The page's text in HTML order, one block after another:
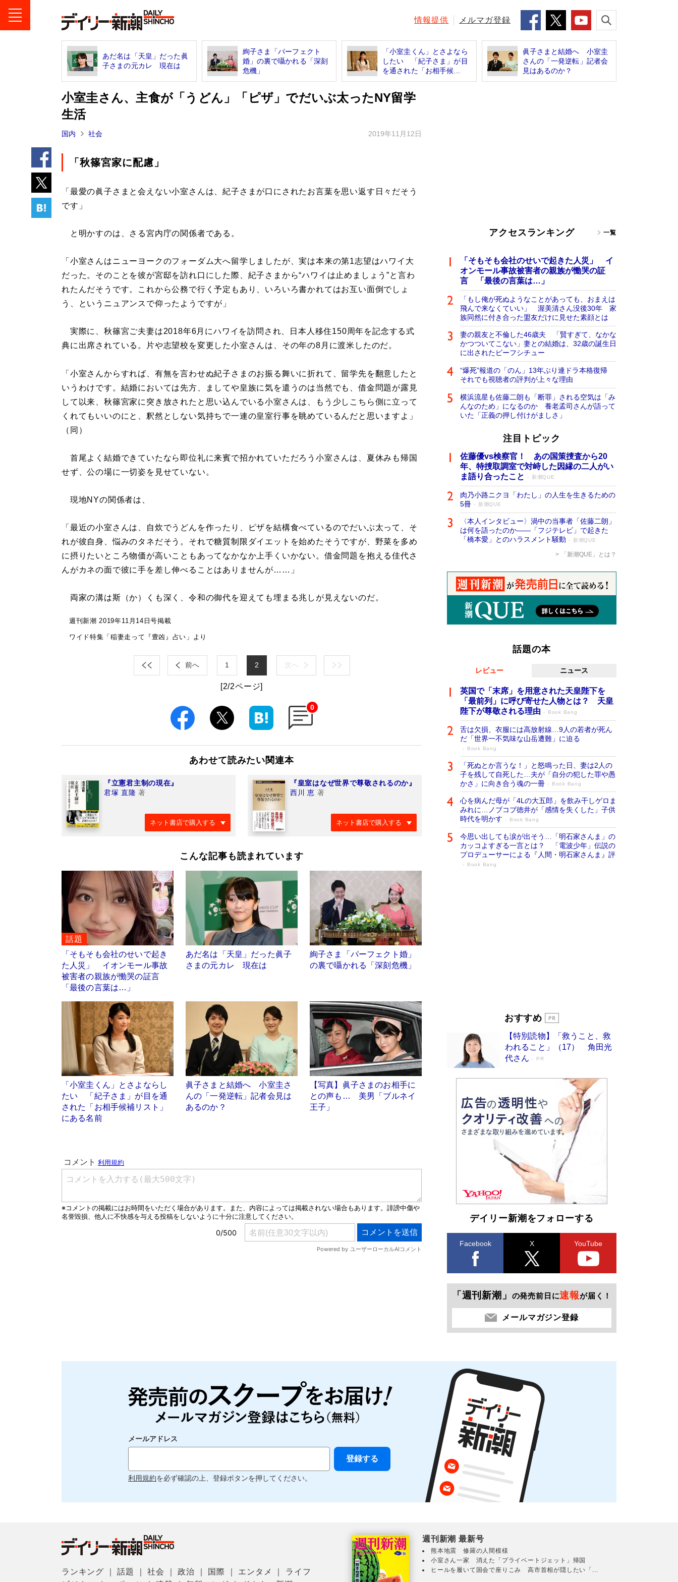
情報提供 メルマガ登録
あだ名は「天皇」だった眞
子さまの元カレ 現在は
絢子さま「パーフェクト
婚」の裏で囁かれる「深刻
危機」
「小室圭くん」とさよなら
したい 「紀子さま」が目
を通された「お相手候...
眞子さまと結婚へ 小室圭
さんの「一発逆転」記者会
見はあるのか？
小室圭さん、主食が「うどん」「ピザ」でだいぶ太ったNY留学
生活
国内 社会 2019年11月12日
「秋篠宮家に配慮」
「最愛の眞子さまと会えない小室さんは、紀子さまが口にされたお言葉を思い返す日々だそう
です」
と明かすのは、さる宮内庁の関係者である。
「小室さんはニューヨークのフォーダム大へ留学しましたが、実は本来の第1志望はハワイ大
だった。そのことを彼が宮邸を訪れ口にした際、紀子さまから“ハワイは止めましょう”と言わ
れたんだそうです。これから公務で行く予定もあり、いろいろ書かれてはお互い面倒でしょ
う、というニュアンスで仰ったようですが」
実際に、秋篠宮ご夫妻は2018年6月にハワイを訪問され、日本人移住150周年を記念する式
典に出席されている。片や志望校を変更した小室さんは、その年の8月に渡米したのだ。
「小室さんからすれば、有無を言わせぬ紀子さまのお振る舞いに折れて、留学先を翻意したと
いうわけです。結婚においては先方、ましてや皇族に気を遣うのは当然でも、借金問題が露見
して以来、秋篠宮家に突き放されたと思い込んでいる小室さんは、もう少しこちら側に立って
くれてもいいのにと、釈然としない気持ちで一連の皇室行事を眺めているんだと思いますよ」
（同）
首尾よく結婚できていたなら即位礼に来賓で招かれていただろう小室さんは、夏休みも帰国
せず、公の場に一切姿を見せていない。
現地NYの関係者は、
「最近の小室さんは、自炊でうどんを作ったり、ピザを結構食べているのでだいぶ太って、そ
れが彼自身、悩みのタネだそう。それで糖質制限ダイエットを始めたそうですが、野菜を多め
に摂りたいところ物価が高いこともあってなかなか上手くいかない。借金問題を抱える佳代さ
んがカネの面で彼に手を差し伸べることはありませんが……」
両家の溝は斯（か）くも深く、令和の御代を迎えても埋まる兆しが見えないのだ。
週刊新潮 2019年11月14日号掲載
ワイド特集「稲妻走って『豊凶』占い」より
前へ 1 2 次へ
[2/2ページ]
0
あわせて読みたい関連本
『立憲君主制の現在』
君塚 直隆 著
ネット書店で購入する
『皇室はなぜ世界で尊敬されるのか』
西川 恵 著
ネット書店で購入する
こんな記事も読まれています
話題
「そもそも会社のせいで起き
た人災」 イオンモール事故
被害者の親族が慟哭の証言
「最後の言葉は…」
あだ名は「天皇」だった眞子
さまの元カレ 現在は
絢子さま「パーフェクト婚」
の裏で囁かれる「深刻危機」
「小室圭くん」とさよならし
たい 「紀子さま」が目を通
された「お相手候補リスト」
にある名前
眞子さまと結婚へ 小室圭さ
んの「一発逆転」記者会見は
あるのか？
【写真】眞子さまのお相手に
との声も… 美男「ブルネイ
王子」
アクセスランキング 一覧
「そもそも会社のせいで起きた人災」 イ
オンモール事故被害者の親族が慟哭の証
言 「最後の言葉は…」
「もし俺が死ぬようなことがあっても、おまえは
飛んで来なくていい」 渥美清さん没後30年 家
族同然に付き合った盟友だけに見せた素顔とは
妻の親友と不倫した46歳夫 「賢すぎて、なかな
かつついてこない」妻との結婚は、32歳の誕生日
に出されたビーフシチュー
“爆死”報道の「のん」13年ぶり連ドラ本格復帰
それでも視聴者の評判が上々な理由
横浜流星も佐藤二朗も「断罪」される空気は「み
んなのため」になるのか 養老孟司さんが語って
いた「正義の押し付けがましさ」
注目トピック
佐藤優vs検察官！ あの国策捜査から20
年、特捜取調室で対峙した因縁の二人がい
ま語り合ったこと
新潮QUE
肉乃小路ニクヨ「わたし」の人生を生きるための
5冊
新潮QUE
〈本人インタビュー〉渦中の当事者「佐藤二朗」
は何を語ったのか――「フジテレビ」で起きた
「橋本愛」とのハラスメント騒動
新潮QUE
「新潮QUE」とは？
話題の本
レビュー ニュース
英国で「末席」を用意された天皇陛下を
「最前列」に呼び寄せた人物とは？ 天皇
陛下が尊敬される理由
Book Bang
舌は欠損、衣服には高放射線…9人の若者が死ん
だ「世界一不気味な山岳遭難」に迫る
Book Bang
「死ぬとか言うな！」と怒鳴った日、妻は2人の
子を残して自死した…夫が「自分の犯した罪や愚
かさ」に向き合う魂の一冊
Book Bang
心を病んだ母が「4Lの大五郎」を飲み干しゲロま
みれに…ノブコブ徳井が「感情を失くした」子供
時代を明かす
Book Bang
今思い出しても涙が出そう…「明石家さんま」の
カッコよすぎる一言とは？ 「電波少年」伝説の
プロデューサーによる『人間・明石家さんま』評
Book Bang
転 上司の“意外な一言”から生まれた「雑談のテ
皇室はなぜ世界から尊敬されているのか？ 「天
皇陛下はお元気でおられるか」がサウジ国王の第
一声になる理由
Book Bang
おすすめ
【特別読物】「救うこと、救
われること」（17） 角田光
代さん
PR
デイリー新潮をフォローする
Facebook X YouTube
「週刊新潮」 の発売前日に速報が届く！
メールマガジン登録
メールアドレス
利用規約を必ず確認の上、登録ボタンを押してください。
ランキング ｜話題 ｜社会 ｜政治 国際 エンタメ
ライフ
週刊新潮 最新号
熊本地震 修羅の人間模様
小室さん一家 消えた「プライベートジェット」帰国
ヒールを履いて国会で座りこみ 高市首相が隠したい「...